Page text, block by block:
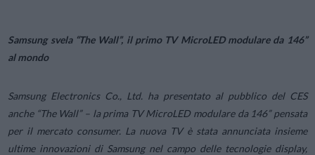
Samsung svela “The Wall”, il primo TV MicroLED modulare da 146”
al mondo
Samsung Electronics Co., Ltd. ha presentato al pubblico del CES
anche “The Wall” – la prima TV MicroLED modulare da 146” pensata
per il mercato consumer. La nuova TV è stata annunciata insieme
ultime innovazioni di Samsung nel campo delle tecnologie display,